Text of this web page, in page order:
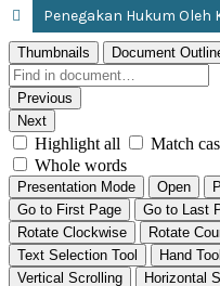
Penegakan Hukum Oleh